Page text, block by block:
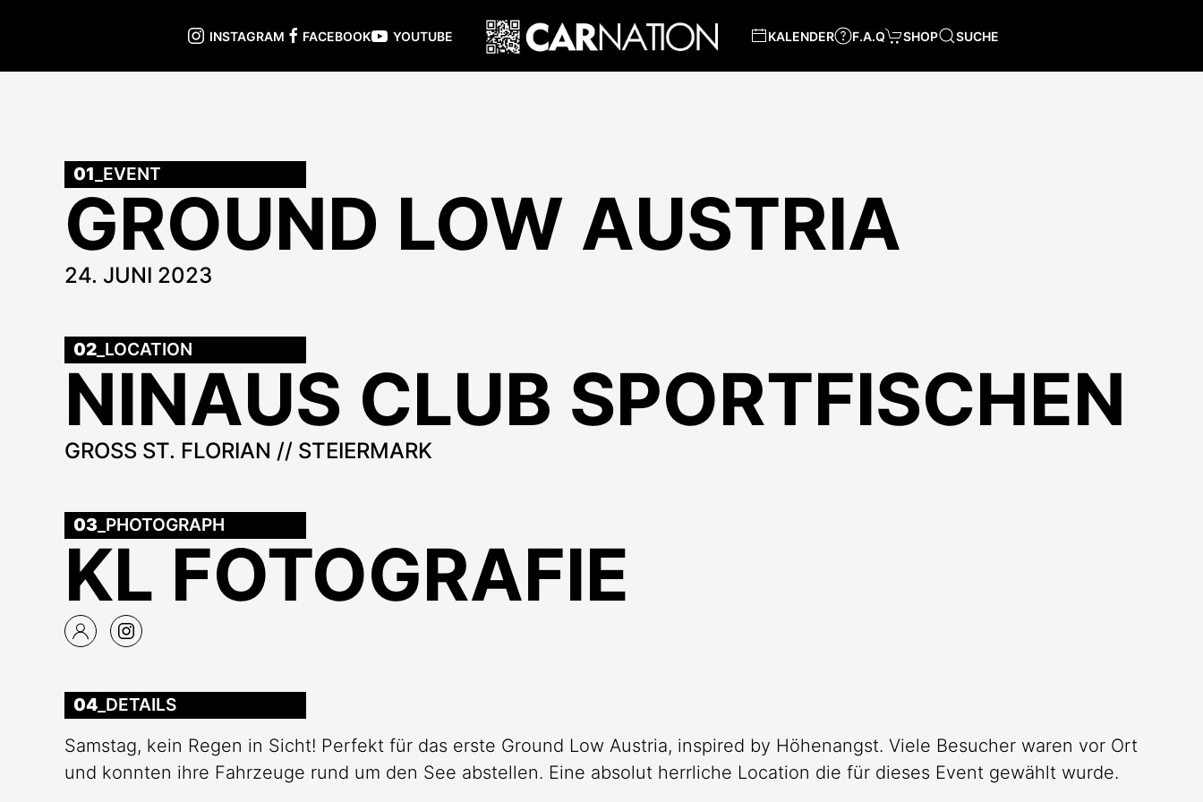
INSTAGRAM FACEBOOK YOUTUBE KALENDER F.A.Q SHOP SUCHE
01 _EVENT
GROUND LOW AUSTRIA
24. JUNI 2023
02 _LOCATION
NINAUS CLUB SPORTFISCHEN
GROSS ST. FLORIAN // STEIERMARK
03 _PHOTOGRAPH
KL FOTOGRAFIE
04 _DETAILS
Samstag, kein Regen in Sicht! Perfekt für das erste Ground Low Austria, inspired by Höhenangst. Viele Besucher waren vor Ort
und konnten ihre Fahrzeuge rund um den See abstellen. Eine absolut herrliche Location die für dieses Event gewählt wurde.